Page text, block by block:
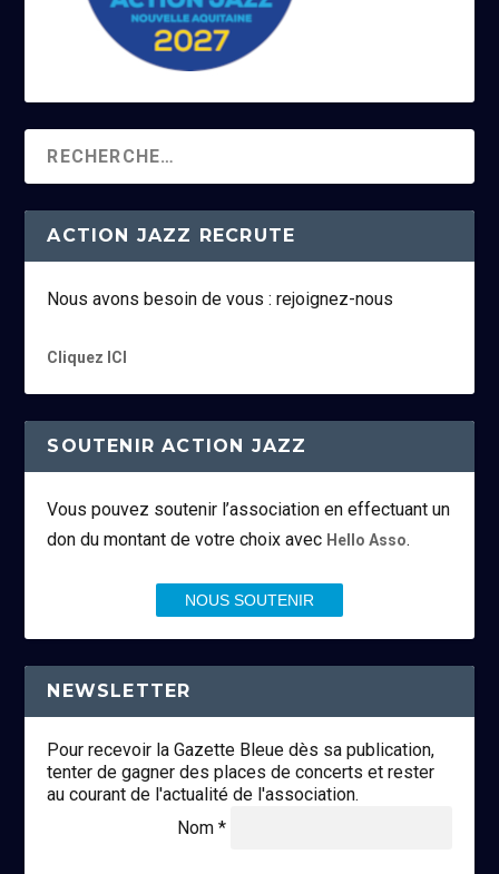
ACTION JAZZ RECRUTE
Nous avons besoin de vous : rejoignez-nous
Cliquez ICI
SOUTENIR ACTION JAZZ
Vous pouvez soutenir l’association en effectuant un
don du montant de votre choix avec Hello Asso.
NOUS SOUTENIR
NEWSLETTER
Pour recevoir la Gazette Bleue dès sa publication,
tenter de gagner des places de concerts et rester
au courant de l'actualité de l'association.
Nom *